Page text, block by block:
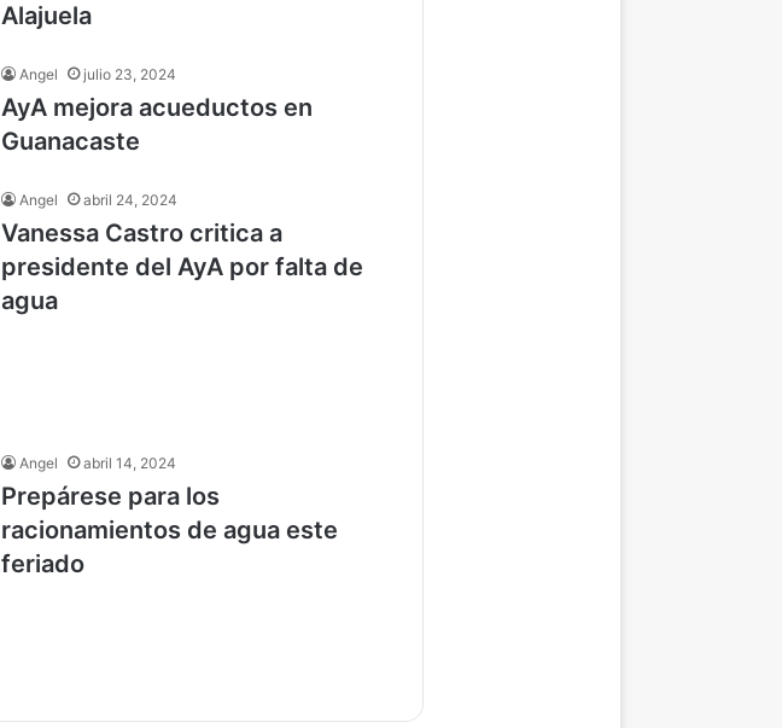
Alajuela
Angel julio 23, 2024
AyA mejora acueductos en
Guanacaste
Angel abril 24, 2024
Vanessa Castro critica a
presidente del AyA por falta de
agua
Angel abril 14, 2024
Prepárese para los
racionamientos de agua este
feriado